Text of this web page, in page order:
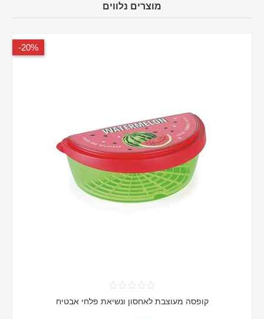
מוצרים נלווים
20%-
קופסה מעוצבת לאחסון ונשיאת פלחי אבטיח